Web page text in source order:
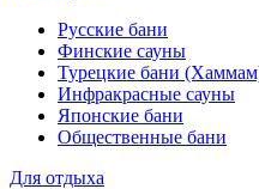
Русские бани
Финские сауны
Турецкие бани
Инфракрасные сауны
Японские бани
Общественные бани
Для отдыха